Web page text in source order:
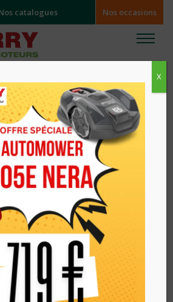
catalogues Nos occasions
DE TONTE MIIMO HRM4000EC
LIVE HONDA
X